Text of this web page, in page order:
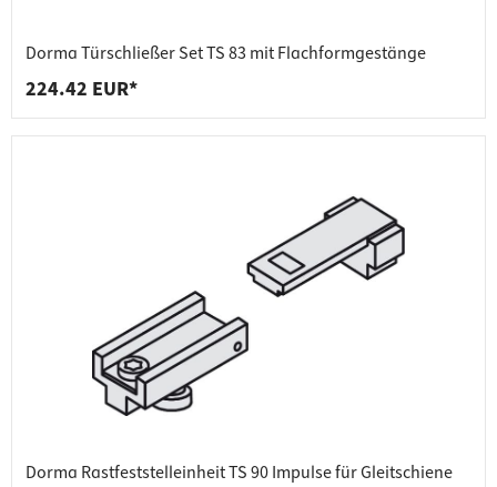
Dorma Türschließer Set TS 83 mit Flachformgestänge
224.42 EUR*
Dorma Rastfeststelleinheit TS 90 Impulse für Gleitschiene